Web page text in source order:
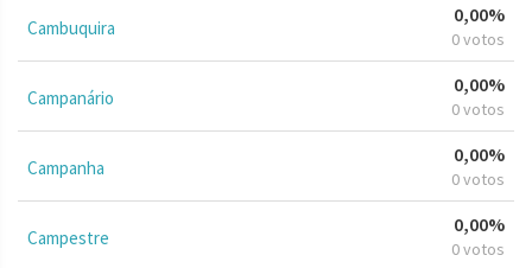
Cambuquira
0,00%
0 votos
Campanário
0,00%
0 votos
Campanha
0,00%
0 votos
Campestre
0,00%
0 votos